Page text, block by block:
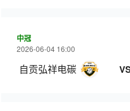
中冠
2026-06-04 16:00
自贡弘祥电碳